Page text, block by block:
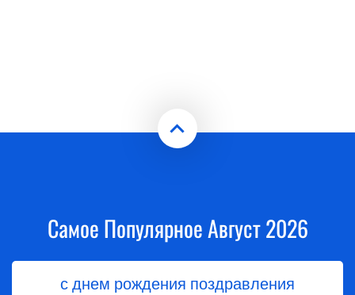
Самое Популярное Август 2026
с днем рождения поздравления